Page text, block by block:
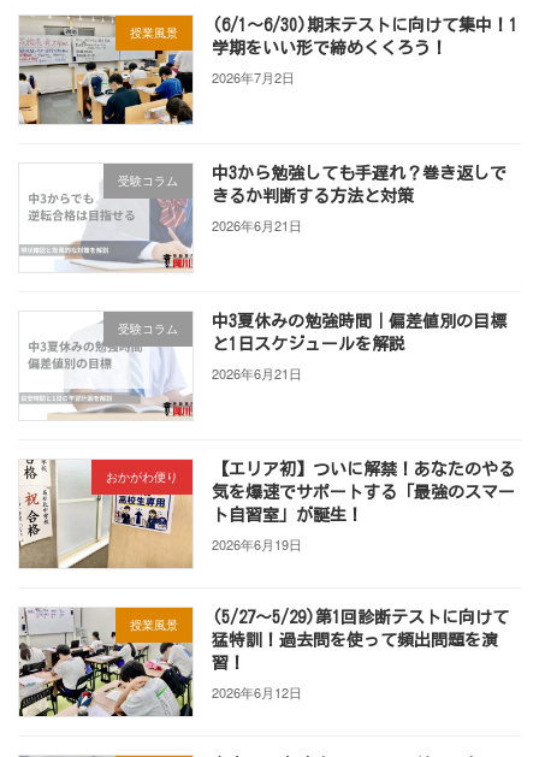
授業風景
(6/1～6/30)期末テストに向けて集中！1
学期をいい形で締めくくろう！
2026年7月2日
受験コラム
中3から勉強しても手遅れ？巻き返しで
きるか判断する方法と対策
2026年6月21日
受験コラム
中3夏休みの勉強時間｜偏差値別の目標
と1日スケジュールを解説
2026年6月21日
おかがわ便り
【エリア初】ついに解禁！あなたのやる
気を爆速でサポートする「最強のスマー
ト自習室」が誕生！
2026年6月19日
授業風景
(5/27～5/29)第1回診断テストに向けて
猛特訓！過去問を使って頻出問題を演
習！
2026年6月12日